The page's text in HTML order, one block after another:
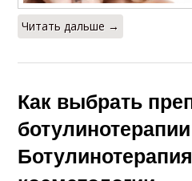
Читать дальше →
Как выбрать